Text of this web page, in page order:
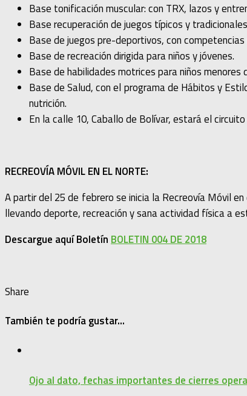
Base tonificación muscular: con TRX, lazos y
Base recuperación de juegos típicos y
Base de juegos pre-deportivos, con
Base de recreación dirigida para niños y jóvenes.
Base de habilidades motrices para niños menores
Base de Salud, con el programa de Hábitos y
nutrición.
En la calle 10, Caballo de Bolívar, estará el
RECREOVÍA MÓVIL EN EL NORTE:
A partir del 25 de febrero se inicia la Recreovía Móvil
llevando deporte, recreación y sana actividad física a
Descargue aquí Boletín BOLETIN 004 DE 2018
Share
También te podría gustar...
Ojo al dato, fechas importantes de cierres